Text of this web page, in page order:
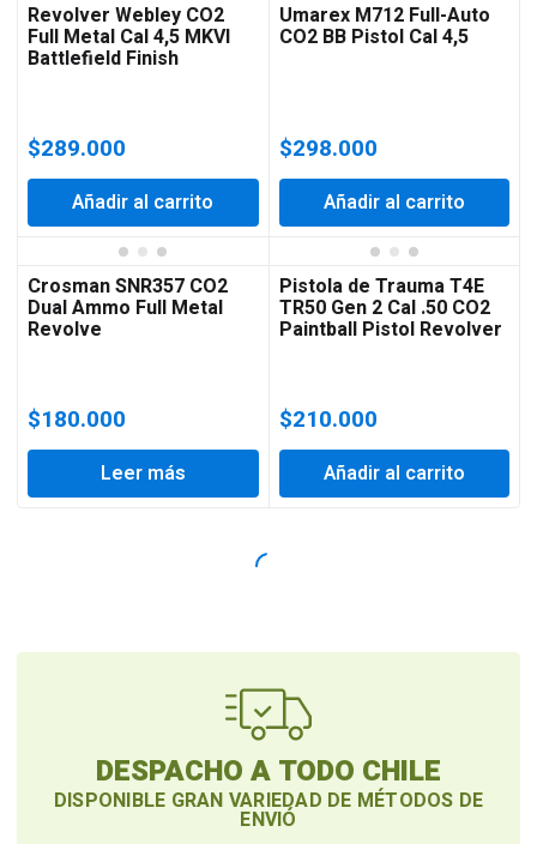
Revolver Webley CO2
Full Metal Cal 4,5 MKVI
Battlefield Finish
$289.000
Añadir al carrito
Umarex M712 Full-Auto
CO2 BB Pistol Cal 4,5
$298.000
Añadir al carrito
Crosman SNR357 CO2
Dual Ammo Full Metal
Revolve
$180.000
Leer más
Pistola de Trauma T4E
TR50 Gen 2 Cal .50 CO2
Paintball Pistol Revolver
$210.000
Añadir al carrito
DESPACHO A TODO CHILE
DISPONIBLE GRAN VARIEDAD DE MÉTODOS DE
ENVIÓ